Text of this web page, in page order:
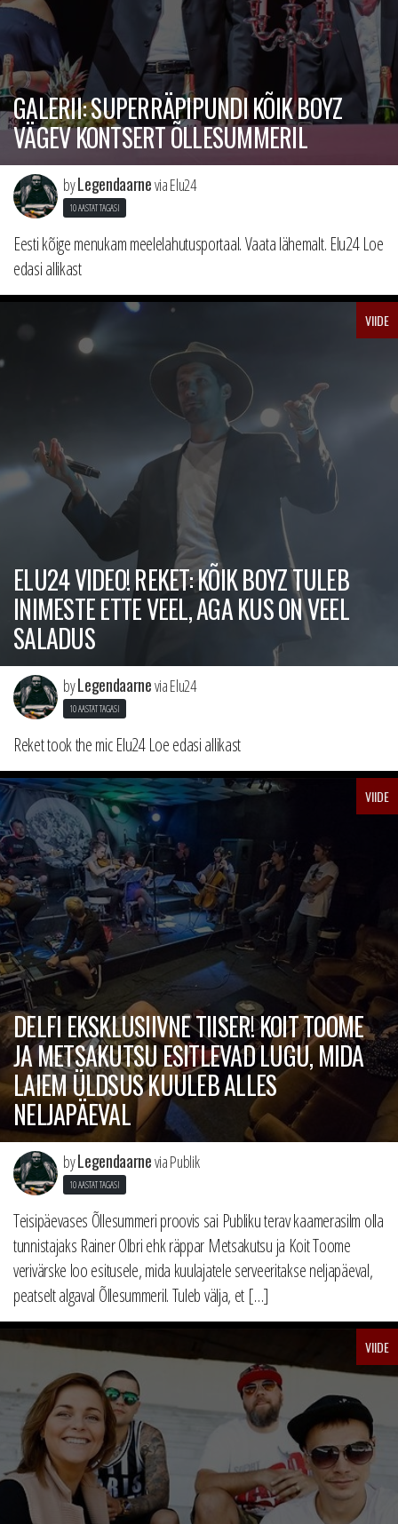
GALERII: SUPERRÄPIPUNDI KÕIK BOYZ
VÄGEV KONTSERT ÕLLESUMMERIL
byLegendaarnevia Elu24
10 AASTAT TAGASI
Eesti kõige menukam meelelahutusportaal. Vaata lähemalt. Elu24 Loe
edasi allikast
VIIDE
ELU24 VIDEO! REKET: KÕIK BOYZ TULEB
INIMESTE ETTE VEEL, AGA KUS ON VEEL
SALADUS
byLegendaarnevia Elu24
10 AASTAT TAGASI
Reket took the mic Elu24 Loe edasi allikast
VIIDE
DELFI EKSKLUSIIVNE TIISER! KOIT TOOME
JA METSAKUTSU ESITLEVAD LUGU, MIDA
LAIEM ÜLDSUS KUULEB ALLES
NELJAPÄEVAL
byLegendaarnevia Publik
10 AASTAT TAGASI
Teisipäevases Õllesummeri proovis sai Publiku terav kaamerasilm olla
tunnistajaks Rainer Olbri ehk räppar Metsakutsu ja Koit Toome
verivärske loo esitusele, mida kuulajatele serveeritakse neljapäeval,
peatselt algaval Õllesummeril. Tuleb välja, et […]
VIIDE